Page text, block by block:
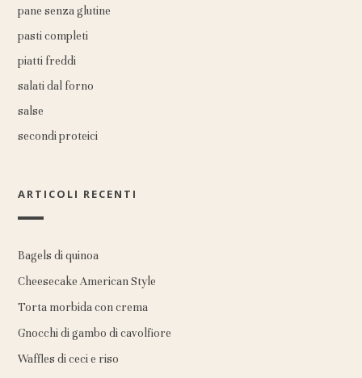
pane senza glutine
pasti completi
piatti freddi
salati dal forno
salse
secondi proteici
ARTICOLI RECENTI
Bagels di quinoa
Cheesecake American Style
Torta morbida con crema
Gnocchi di gambo di cavolfiore
Waffles di ceci e riso